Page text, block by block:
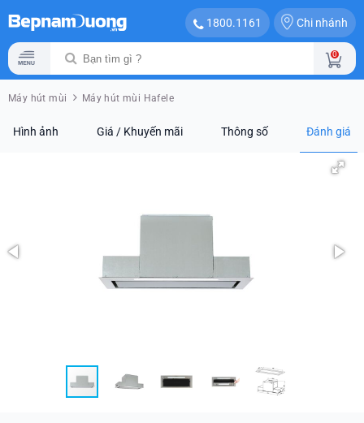
1800.1161 Chi nhánh
0
Máy hút mùi Máy hút mùi Hafele
Hình ảnh Giá / Khuyến mãi Thông số Đánh giá